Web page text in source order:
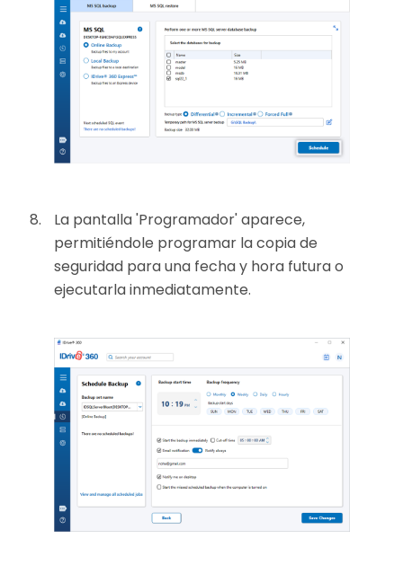
La pantalla 'Programador' aparece,
permitiéndole programar la copia de
seguridad para una fecha y hora futura o
ejecutarla inmediatamente.